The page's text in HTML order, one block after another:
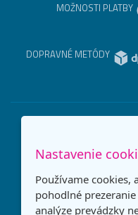
MOŽNOSTI PLATBY
DOPRAVNÉ METÓDY
Nastavenie
Používame cookies,
pohodlné
analýze prevádzky